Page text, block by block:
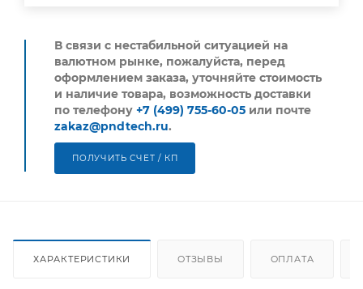
В связи с нестабильной ситуацией на
валютном рынке, пожалуйста, перед
оформлением заказа, уточняйте стоимость
и наличие товара, возможность доставки
по телефону +7 (499) 755-60-05 или почте
zakaz@pndtech.ru.
ПОЛУЧИТЬ СЧЕТ / КП
ХАРАКТЕРИСТИКИ ОТЗЫВЫ ОПЛАТА